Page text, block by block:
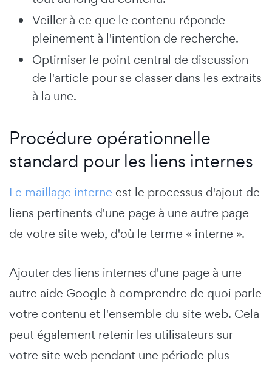
Veiller à ce que le contenu réponde
pleinement à l'intention de recherche.
Optimiser le point central de discussion
de l'article pour se classer dans les extraits
à la une.
Procédure opérationnelle
standard pour les liens internes
Le maillage interne est le processus d'ajout de
liens pertinents d'une page à une autre page
de votre site web, d'où le terme « interne ».
Ajouter des liens internes d'une page à une
autre aide Google à comprendre de quoi parle
votre contenu et l'ensemble du site web. Cela
peut également retenir les utilisateurs sur
votre site web pendant une période plus